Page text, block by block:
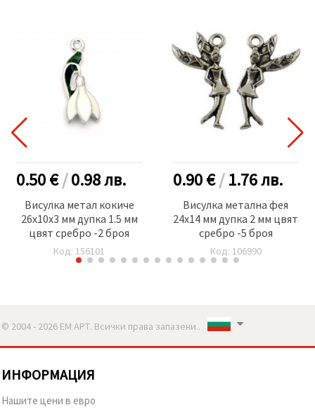
0.50 €/0.98лв.
Висулка метал кокиче
26x10x3 мм дупка 1.5 мм
цвят сребро -2 броя
Код: 156101
0.90 €/1.76лв.
Висулка метална фея
24x14 мм дупка 2 мм цвят
сребро -5 броя
Код: 106990
© 2004 - 2026 ЕМ АРТ. Всички права запазени..
ИНФОРМАЦИЯ
Нашите цени в евро